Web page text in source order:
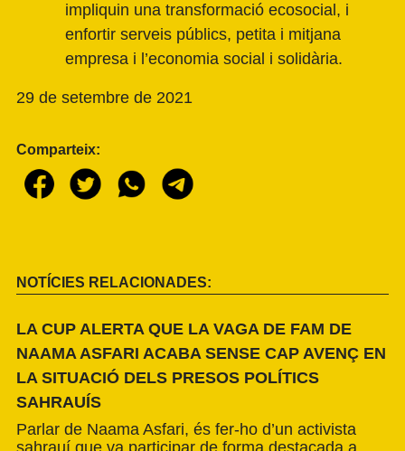
impliquin una transformació ecosocial, i
enfortir serveis públics, petita i mitjana
empresa i l’economia social i solidària.
29 de setembre de 2021
Comparteix:
NOTÍCIES RELACIONADES:
LA CUP ALERTA QUE LA VAGA DE FAM DE
NAAMA ASFARI ACABA SENSE CAP AVENÇ EN
LA SITUACIÓ DELS PRESOS POLÍTICS
SAHRAUÍS
Parlar de Naama Asfari, és fer-ho d’un activista
sahrauí que va participar de forma destacada a